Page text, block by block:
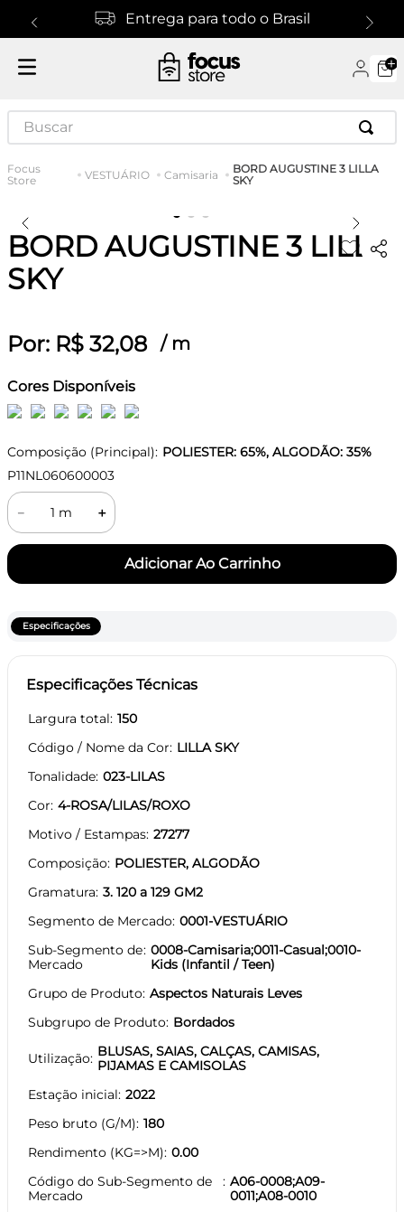
Entrega para todo o Brasil
Buscar
VESTUÁRIO Camisaria
BORD AUGUSTINE 3 LILLA
SKY
BORD AUGUSTINE 3 LILLA
SKY
Por: R$ 32,08 / m
Cores Disponíveis
Composição (Principal): POLIESTER: 65%, ALGODÃO: 35%
P11NL060600003
＋
－
Especificações
Especificações Técnicas
Largura total 150
Código / Nome da Cor LILLA SKY
Tonalidade 023-LILAS
Cor 4-ROSA/LILAS/ROXO
Motivo / Estampas 27277
Composição POLIESTER, ALGODÃO
Gramatura 3. 120 a 129 GM2
Segmento de Mercado 0001-VESTUÁRIO
Sub-Segmento de
Mercado
0008-Camisaria;0011-Casual;0010-
Kids (Infantil / Teen)
Grupo de Produto Aspectos Naturais Leves
Subgrupo de Produto Bordados
Utilização BLUSAS, SAIAS, CALÇAS, CAMISAS,
PIJAMAS E CAMISOLAS
Estação inicial 2022
Peso bruto (G/M) 180
Rendimento (KG=>M) 0.00
Código do Sub-Segmento de
Mercado
A06-0008;A09-
0011;A08-0010